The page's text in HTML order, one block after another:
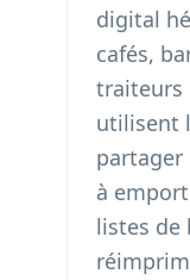
digital
cafés,
traiteurs
utilisent
partager
à
listes de